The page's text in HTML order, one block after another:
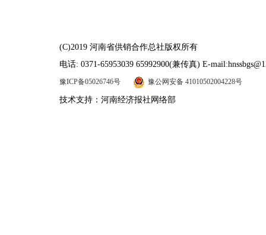
(C)2019 河南省供销合作总社版权所有
电话: 0371-65953039 65992900(兼传真) E-
豫ICP备05026746号 豫公网安备 41010502004228号
技术支持：河南经济报社网络部